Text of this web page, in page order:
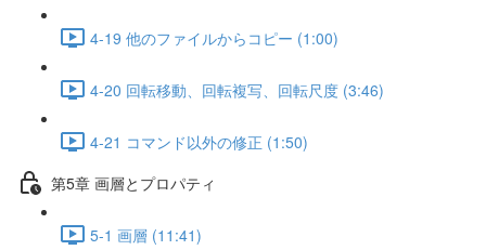
4-19 他のファイルからコピー (1:00)
4-20 回転移動、回転複写、回転尺度 (3:46)
4-21 コマンド以外の修正 (1:50)
第5章 画層とプロパティ
5-1 画層 (11:41)